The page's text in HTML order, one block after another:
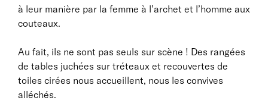
à leur manière par la femme à l’archet et l’homme aux
couteaux.
Au fait, ils ne sont pas seuls sur scène ! Des rangées
de tables juchées sur tréteaux et recouvertes de
toiles cirées nous accueillent, nous les convives
alléchés.